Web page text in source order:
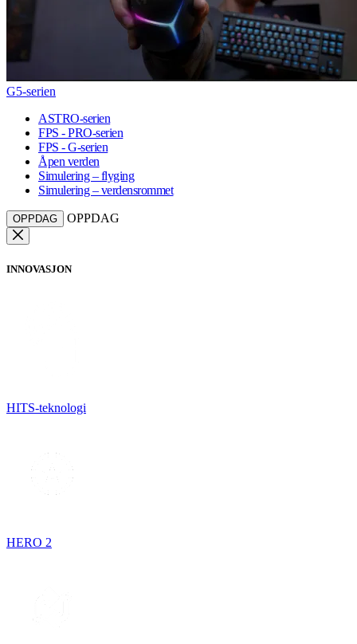
G5-serien
ASTRO-serien
FPS - PRO-serien
FPS - G-serien
Åpen verden
Simulering – flyging
Simulering – verdensrommet
OPPDAG OPPDAG
INNOVASJON
HITS-teknologi
HERO 2